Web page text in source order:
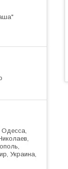
Одесса,
Украина,